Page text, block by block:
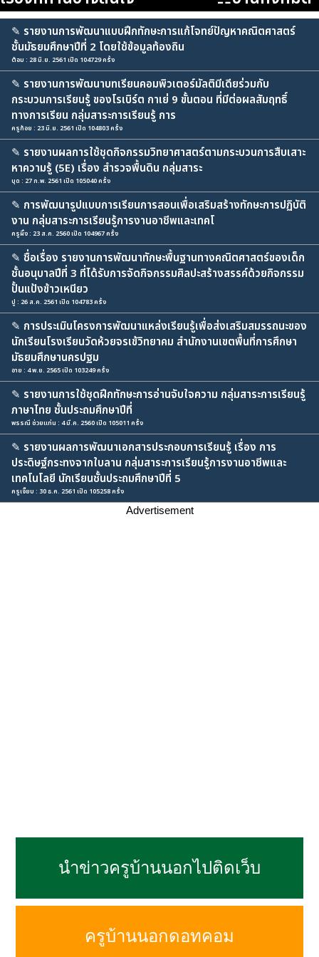
✎ รายงานการพัฒนาแบบฝึกทักษะการแก้โจทย์ปัญหาคณิตศาสตร์
ชั้นมัธยมศึกษาปีที่ 2 โดยใช้ข้อมูลท้องถิน
ต้อม : 28 มิ.ย. 2561 เปิด 104729 ครั้ง
✎ รายงานการพัฒนาบทเรียนคอมพิวเตอร์มัลติมีเดียร่วมกับ
กระบวนการเรียนรู้ ของโรเบิร์ต กาเย่ 9 ขั้นตอน ที่มีต่อผลสัมฤทธิ์
ทางการเรียน กลุ่มสาระการเรียนรู้ การ
ครูก้อย : 23 มิ.ย. 2561 เปิด 104803 ครั้ง
✎ รายงานผลการใช้ชุดกิจกรรมวิทยาศาสตร์ตามกระบวนการสืบเสาะ
หาความรู้ (5E) เรื่อง สำรวจพื้นดิน กลุ่มสาระ
บุด : 27 ก.พ. 2561 เปิด 105040 ครั้ง
✎ การพัฒนารูปแบบการเรียนการสอนเพื่อเสริมสร้างทักษะการปฏิบัติ
งาน กลุ่มสาระการเรียนรู้การงานอาชีพและเทคโ
ครูผึ้ง : 23 ส.ค. 2560 เปิด 104967 ครั้ง
✎ ชื่อเรื่อง รายงานการพัฒนาทักษะพื้นฐานทางคณิตศาสตร์ของเด็ก
ชั้นอนุบาลปีที่ 3 ที่ได้รับการจัดกิจกรรมศิลปะสร้างสรรค์ด้วยกิจกรรม
ปั้นแป้งข้าวเหนียว
ปู : 26 ส.ค. 2561 เปิด 104783 ครั้ง
✎ การประเมินโครงการพัฒนาแหล่งเรียนรู้เพื่อส่งเสริมสมรรถนะของ
นักเรียนโรงเรียนวัดห้วยจรเข้วิทยาคม สำนักงานเขตพื้นที่การศึกษา
มัธยมศึกษานครปฐม
อาย : 4 พ.ย. 2565 เปิด 103249 ครั้ง
✎ รายงานการใช้ชุดฝึกทักษะการอ่านจับใจความ กลุ่มสาระการเรียนรู้
ภาษาไทย ชั้นประถมศึกษาปีที่
พรรณี ช่วยแท่น : 4 มี.ค. 2560 เปิด 105011 ครั้ง
✎ รายงานผลการพัฒนาเอกสารประกอบการเรียนรู้ เรื่อง การ
ประดิษฐ์กระทงจากใบลาน กลุ่มสาระการเรียนรู้การงานอาชีพและ
เทคโนโลยี นักเรียนชั้นประถมศึกษาปีที่ 5
ครูเจี๊ยบ : 30 ธ.ค. 2561 เปิด 105258 ครั้ง
Advertisement
นำข่าวครูบ้านนอกไปติดเว็บ
ครูบ้านนอกดอทคอม